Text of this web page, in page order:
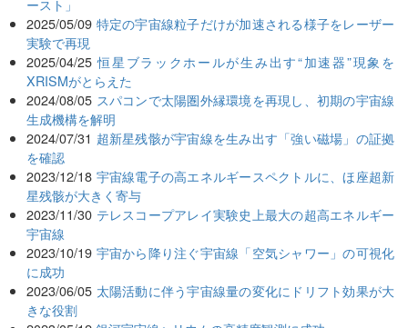
ースト」
2025/05/09 特定の宇宙線粒子だけが加速される様子をレーザー
実験で再現
2025/04/25 恒星ブラックホールが生み出す“加速器”現象を
XRISMがとらえた
2024/08/05 スパコンで太陽圏外縁環境を再現し、初期の宇宙線
生成機構を解明
2024/07/31 超新星残骸が宇宙線を生み出す「強い磁場」の証拠
を確認
2023/12/18 宇宙線電子の高エネルギースペクトルに、ほ座超新
星残骸が大きく寄与
2023/11/30 テレスコープアレイ実験史上最大の超高エネルギー
宇宙線
2023/10/19 宇宙から降り注ぐ宇宙線「空気シャワー」の可視化
に成功
2023/06/05 太陽活動に伴う宇宙線量の変化にドリフト効果が大
きな役割